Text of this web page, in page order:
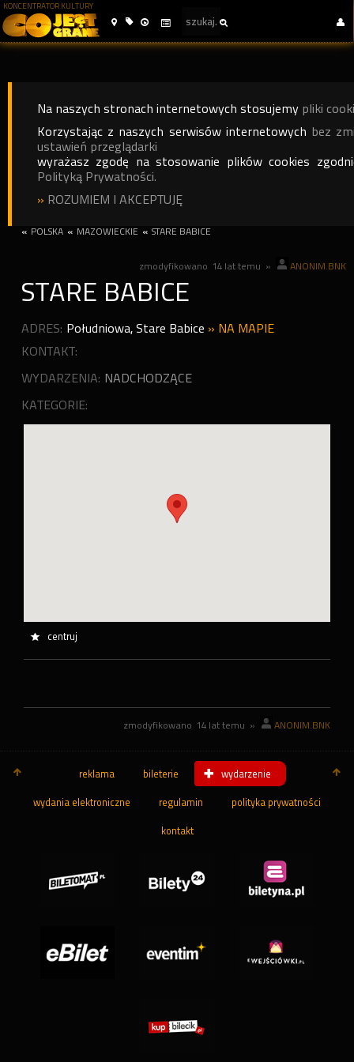
KONCENTRATOR KULTURY
Na naszych stronach internetowych stosujemy pliki
Korzystając z naszych serwisów internetowych bez
ustawień przeglądarki
wyrażasz zgodę na stosowanie plików cookies
Polityką Prywatności.
» ROZUMIEM I AKCEPTUJĘ
« POLSKA « MAZOWIECKIE « STARE BABICE
zmodyfikowano 14 lat temu » ANONIM.BNK
STARE BABICE
ADRES: Południowa,Stare Babice » NA MAPIE
KONTAKT:
WYDARZENIA: NADCHODZĄCE
KATEGORIE:
centruj
zmodyfikowano 14 lat temu » ANONIM.BNK
reklama bileterie wydarzenie
wydania elektroniczne regulamin polityka prywatności
kontakt